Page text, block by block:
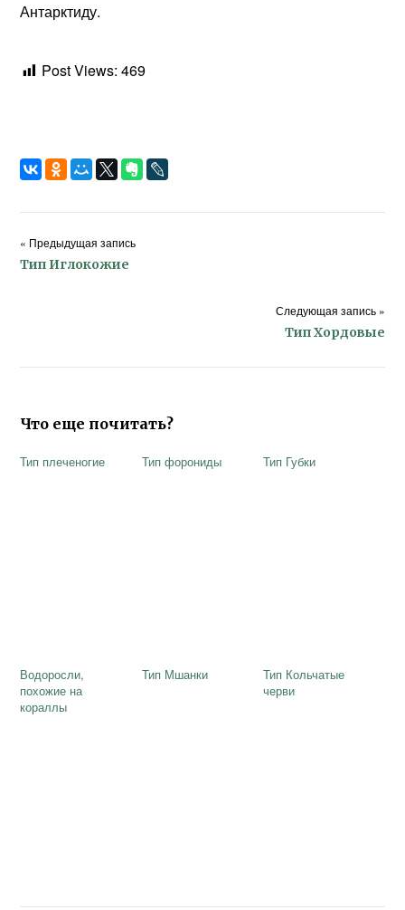
Антарктиду.
Post Views: 469
« Предыдущая запись
Тип Иглокожие
Следующая запись »
Тип Хордовые
Что еще почитать?
Тип плеченогие Тип форониды Тип Губки
Водоросли,
похожие на
кораллы
Тип Мшанки
Тип Кольчатые
черви